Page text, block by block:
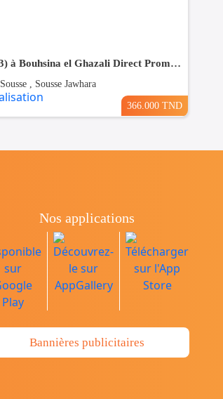
(S+3) à Bouhsina el Ghazali Direct Promoteur
Sousse , Sousse Jawhara
366.000 TND
Nos applications
Bannières publicitaires